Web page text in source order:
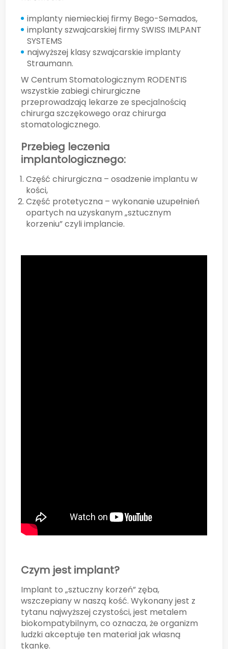
implanty niemieckiej firmy Bego-Semados,
implanty szwajcarskiej firmy SWISS IMLPANT
SYSTEMS
najwyższej klasy szwajcarskie implanty
Straumann.
W Centrum Stomatologicznym RODENTIS
wszystkie zabiegi chirurgiczne
przeprowadzają lekarze ze specjalnością
chirurga szczękowego oraz chirurga
stomatologicznego.
Przebieg leczenia
implantologicznego:
Część chirurgiczna – osadzenie implantu w
kości,
Część protetyczna – wykonanie uzupełnień
opartych na uzyskanym „sztucznym
korzeniu” czyli implancie.
Czym jest implant?
Implant to „sztuczny korzeń” zęba,
wszczepiany w naszą kość. Wykonany jest z
tytanu najwyższej czystości, jest metalem
biokompatybilnym, co oznacza, że organizm
ludzki akceptuje ten materiał jak własną
tkankę.